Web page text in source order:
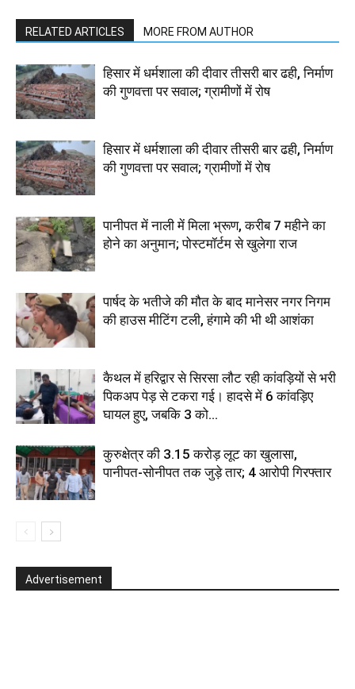
RELATED ARTICLES MORE FROM AUTHOR
हिसार में धर्मशाला की दीवार तीसरी बार ढही, निर्माण
की गुणवत्ता पर सवाल; ग्रामीणों में रोष
हिसार में धर्मशाला की दीवार तीसरी बार ढही, निर्माण
की गुणवत्ता पर सवाल; ग्रामीणों में रोष
पानीपत में नाली में मिला भ्रूण, करीब 7 महीने का
होने का अनुमान; पोस्टमॉर्टम से खुलेगा राज
पार्षद के भतीजे की मौत के बाद मानेसर नगर निगम
की हाउस मीटिंग टली, हंगामे की भी थी आशंका
कैथल में हरिद्वार से सिरसा लौट रही कांवड़ियों से भरी
पिकअप पेड़ से टकरा गई। हादसे में 6 कांवड़िए
घायल हुए, जबकि 3 को...
कुरुक्षेत्र की 3.15 करोड़ लूट का खुलासा,
पानीपत-सोनीपत तक जुड़े तार; 4 आरोपी गिरफ्तार
Advertisement